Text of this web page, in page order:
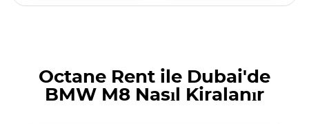
Octane Rent ile Dubai'de
BMW M8 Nasıl Kiralanır